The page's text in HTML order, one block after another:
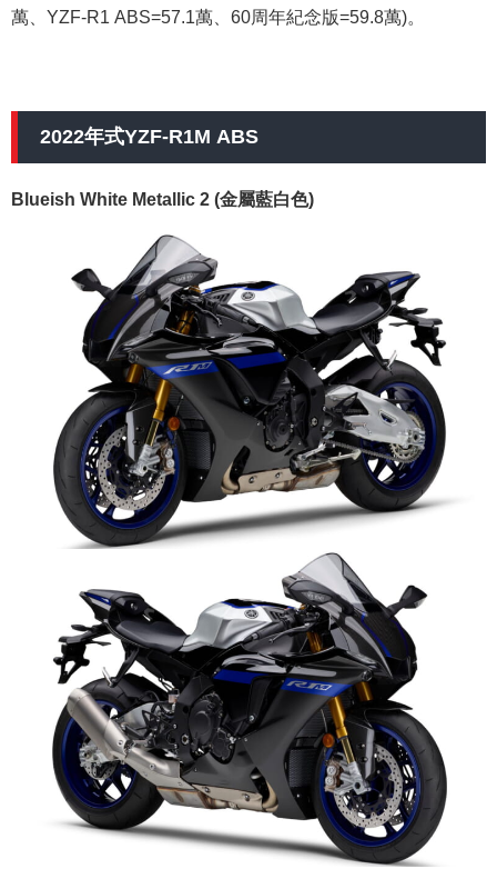
萬、YZF-R1 ABS=57.1萬、60周年紀念版=59.8萬)。
2022年式YZF-R1M ABS
Blueish White Metallic 2 (金屬藍白色)